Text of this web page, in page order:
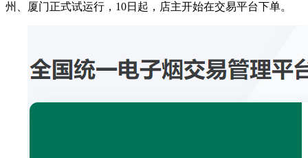
州、厦门正式试运行，10日起，店主开始在交易平台下单。